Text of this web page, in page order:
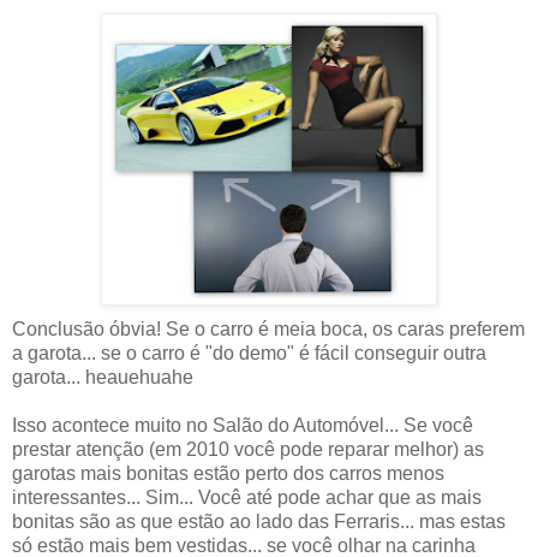
Conclusão óbvia! Se o carro é meia boca, os caras preferem
a garota... se o carro é "do demo" é fácil conseguir outra
garota... heauehuahe
Isso acontece muito no Salão do Automóvel... Se você
prestar atenção (em 2010 você pode reparar melhor) as
garotas mais bonitas estão perto dos carros menos
interessantes... Sim... Você até pode achar que as mais
bonitas são as que estão ao lado das Ferraris... mas estas
só estão mais bem vestidas... se você olhar na carinha